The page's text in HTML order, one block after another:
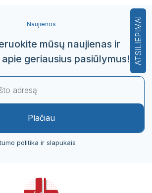
Naujienos
mūsų naujienas ir
geriausius pasiūlymus!
Plačiau
politika ir slapukais
ATSILIEPIMAI